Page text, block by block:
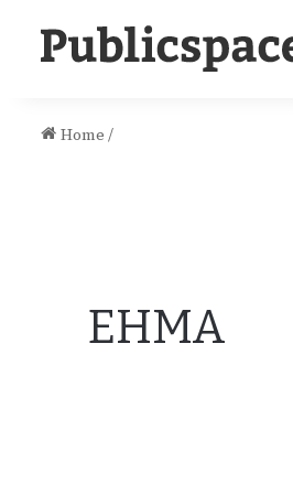
Home /
EHMA